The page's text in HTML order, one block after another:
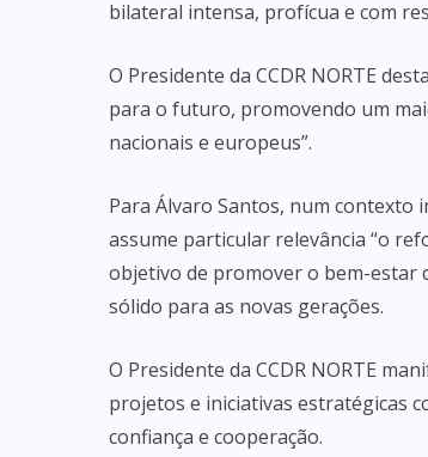
bilateral intensa, profícua e com
O Presidente da CCDR NORTE
para o futuro, promovendo um
nacionais e europeus”.
Para Álvaro Santos, num contexto
assume particular relevância “o
objetivo de promover o bem-estar
sólido para as novas gerações.
O Presidente da CCDR NORTE
projetos e iniciativas estratégicas
confiança e cooperação.